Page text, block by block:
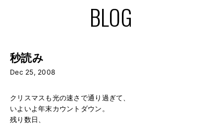
BLOG
秒読み
Dec 25, 2008
クリスマスも光の速さで通り過ぎて、
いよいよ年末カウントダウン。
残り数日、